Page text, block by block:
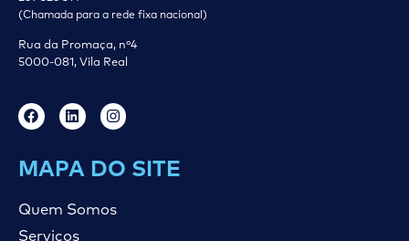
(Chamada para a rede fixa nacional)
Rua da Promaça, nº4
5000-081, Vila Real
MAPA DO SITE
Quem Somos
Serviços